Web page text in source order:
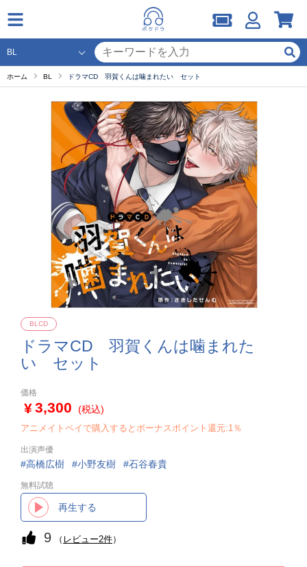
ホーム BL ドラマCD 羽賀くんは噛まれたい セット
ドラマCD 羽賀くんは噛まれた
い セット
BLCD
価格
3,300 (税込)
アニメイトペイで購入するとボーナスポイント還元:1％
出演声優
高橋広樹 小野友樹 石谷春貴
無料試聴
再生する
9 （ レビュー2件）